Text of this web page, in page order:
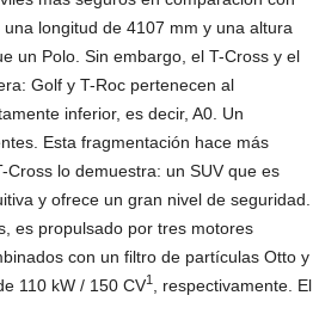
longitud de 4107 mm y una altura
un Polo. Sin embargo, el T-Cross y el
Golf y T-Roc pertenecen al
inferior, es decir, A0. Un
Esta fragmentación hace más
lo demuestra: un SUV que es
y ofrece un gran nivel de seguridad.
es propulsado por tres motores
con un filtro de partículas Otto y
110 kW / 150 CV1, respectivamente. El